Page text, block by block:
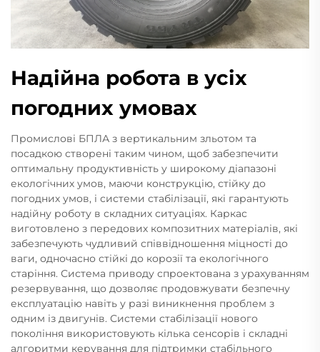
Надійна робота в усіх
погодних умовах
Промислові БПЛА з вертикальним зльотом та
посадкою створені таким чином, щоб забезпечити
оптимальну продуктивність у широкому діапазоні
екологічних умов, маючи конструкцію, стійку до
погодних умов, і системи стабілізації, які гарантують
надійну роботу в складних ситуаціях. Каркас
виготовлено з передових композитних матеріалів, які
забезпечують чудливий співвідношення міцності до
ваги, одночасно стійкі до корозії та екологічного
старіння. Система приводу спроектована з урахуванням
резервування, що дозволяє продовжувати безпечну
експлуатацію навіть у разі виникнення проблем з
одним із двигунів. Системи стабілізації нового
покоління використовують кілька сенсорів і складні
алгоритми керування для підтримки стабільного